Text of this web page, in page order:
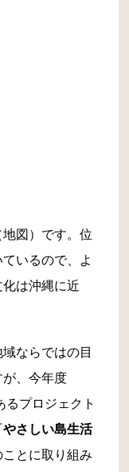
図）です。位
いるので、よ
は沖縄に近
ならではの目
、今年度
るプロジェクト
やさしい島生活
ことに取り組み